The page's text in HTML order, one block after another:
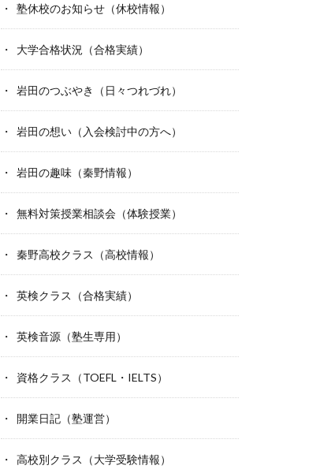
塾休校のお知らせ（休校情報）
大学合格状況（合格実績）
岩田のつぶやき（日々つれづれ）
岩田の想い（入会検討中の方へ）
岩田の趣味（秦野情報）
無料対策授業相談会（体験授業）
秦野高校クラス（高校情報）
英検クラス（合格実績）
英検音源（塾生専用）
資格クラス（TOEFL・IELTS）
開業日記（塾運営）
高校別クラス（大学受験情報）